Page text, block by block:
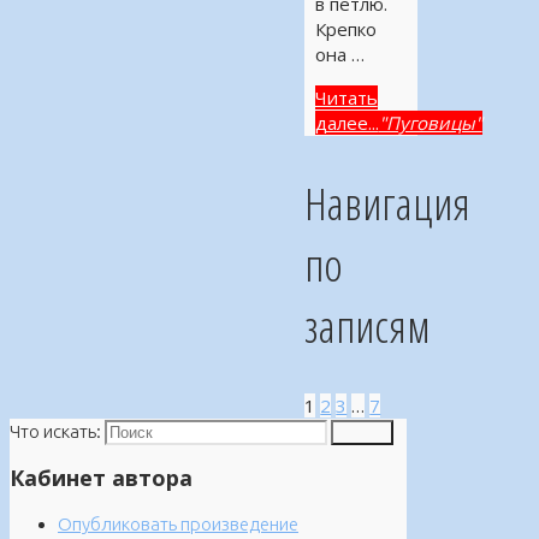
Крепко
она …
Читать
далее... "Пуговицы"
Навигация
по
записям
1 2 3 … 7
Что искать:
Кабинет автора
Опубликовать произведение